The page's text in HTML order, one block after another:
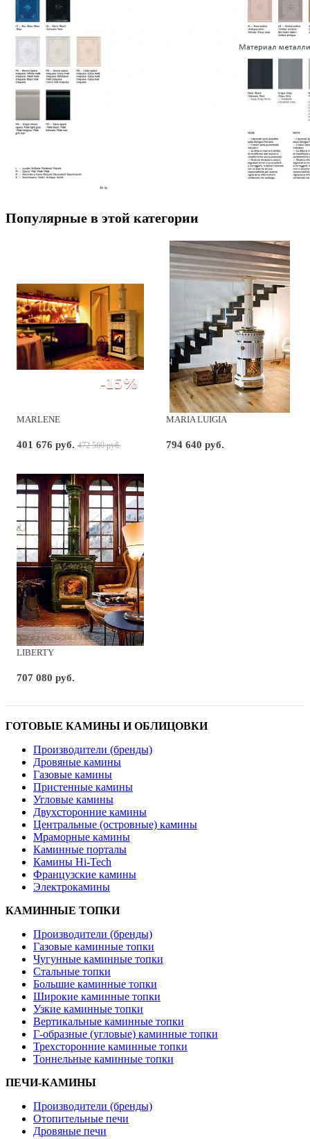
Популярные в этой категории
-15%
MARLENE
401 676 руб. 472 560 руб.
MARIA LUIGIA
794 640 руб.
LIBERTY
707 080 руб.
ГОТОВЫЕ КАМИНЫ И ОБЛИЦОВКИ
Производители (бренды)
Дровяные камины
Газовые камины
Пристенные камины
Угловые камины
Двухсторонние камины
Центральные (островные) камины
Мраморные камины
Каминные порталы
Камины Hi-Tech
Французские камины
Электрокамины
КАМИННЫЕ ТОПКИ
Производители (бренды)
Газовые каминные топки
Чугунные каминные топки
Стальные топки
Большие каминные топки
Широкие каминные топки
Узкие каминные топки
Вертикальные каминные топки
Г-образные (угловые) каминные топки
Трехсторонние каминные топки
Тоннельные каминные топки
ПЕЧИ-КАМИНЫ
Производители (бренды)
Отопительные печи
Дровяные печи